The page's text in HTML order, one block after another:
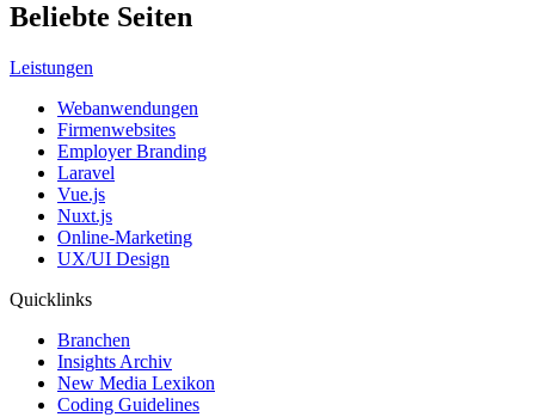
Beliebte Seiten
Leistungen
Webanwendungen
Firmenwebsites
Employer Branding
Laravel
Vue.js
Nuxt.js
Online-Marketing
UX/UI Design
Quicklinks
Branchen
Insights Archiv
New Media Lexikon
Coding Guidelines